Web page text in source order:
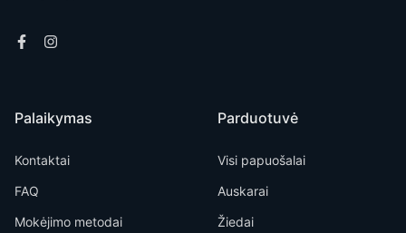
Palaikymas
Kontaktai
FAQ
Mokėjimo metodai
Parduotuvė
Visi papuošalai
Auskarai
Žiedai